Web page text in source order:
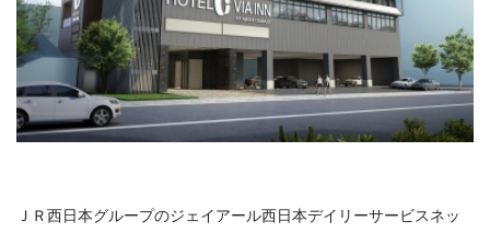
ＪＲ西日本グループのジェイアール西日本デイリーサービスネッ